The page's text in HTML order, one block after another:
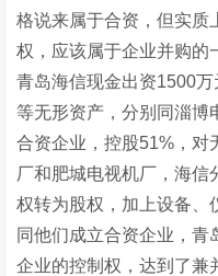
格说来属于合资，但实质
权，应该属于企业并购的
青岛海信现金出资1500
等无形资产，分别同淄博
合资企业，控股51%，对
厂和肥城电视机厂，海信
权转为股权，加上设备、
同他们成立合资企业，青
企业的控制权，达到了兼